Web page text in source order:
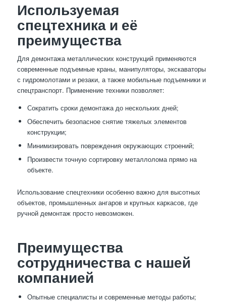
Используемая
спецтехника и её
преимущества
Для демонтажа металлических конструкций применяются
современные подъемные краны, манипуляторы, экскаваторы
с гидромолотами и резаки, а также мобильные подъемники и
спецтранспорт. Применение техники позволяет:
Сократить сроки демонтажа до нескольких дней;
Обеспечить безопасное снятие тяжелых элементов
конструкции;
Минимизировать повреждения окружающих строений;
Произвести точную сортировку металлолома прямо на
объекте.
Использование спецтехники особенно важно для высотных
объектов, промышленных ангаров и крупных каркасов, где
ручной демонтаж просто невозможен.
Преимущества
сотрудничества с нашей
компанией
Опытные специалисты и современные методы работы;